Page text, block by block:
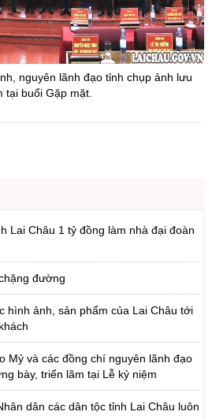
nguyên lãnh đạo tỉnh chụp ảnh lưu
tại buổi Gặp mặt.
Lai Châu 1 tỷ đồng làm nhà đại đoàn
đường
hình ảnh, sản phẩm của Lai Châu tới
Mỷ và các đồng chí nguyên lãnh đạo
bày, triển lãm tại Lễ kỷ niệm
dân các dân tộc tỉnh Lai Châu luôn